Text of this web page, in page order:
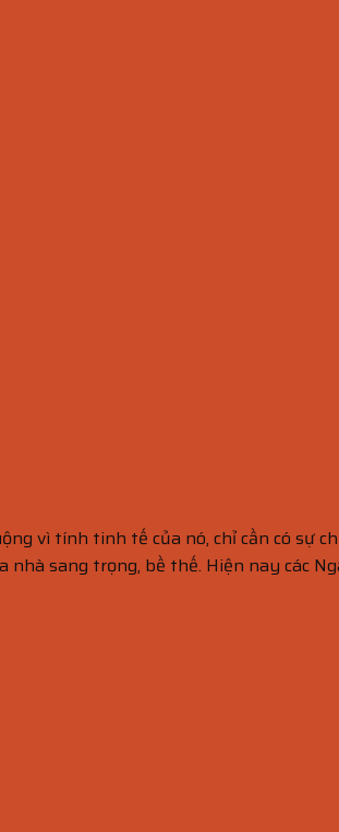
vì tính tinh tế của nó, chỉ cần có sự
sang trọng, bề thế. Hiện nay các